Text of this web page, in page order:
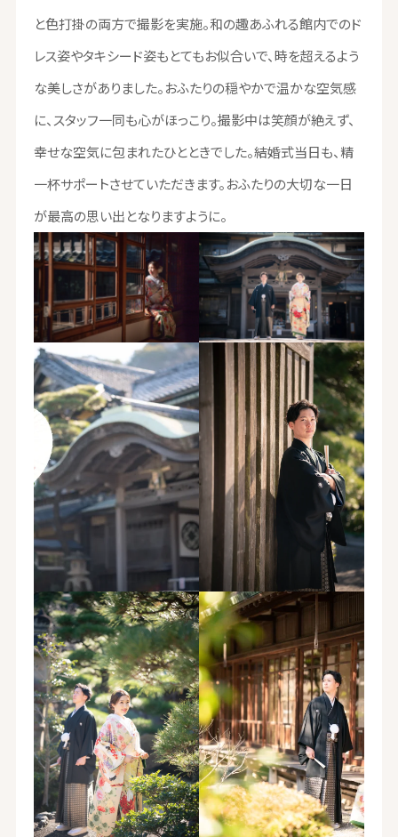
と色打掛の両方で撮影を実施。和の趣あふれる館内でのド
レス姿やタキシード姿もとてもお似合いで、時を超えるよう
な美しさがありました。おふたりの穏やかで温かな空気感
に、スタッフ一同も心がほっこり。撮影中は笑顔が絶えず、
幸せな空気に包まれたひとときでした。結婚式当日も、精
一杯サポートさせていただきます。おふたりの大切な一日
が最高の思い出となりますように。